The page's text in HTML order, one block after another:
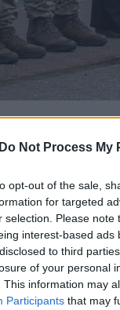
Do Not Process My
opt-out of the sale,
for targeted
selection. Please
interest-based
to third
of your personal
This information may
Participants that may
įkūrimas
vienetai ir
grėsmes“,
pat
Naujai